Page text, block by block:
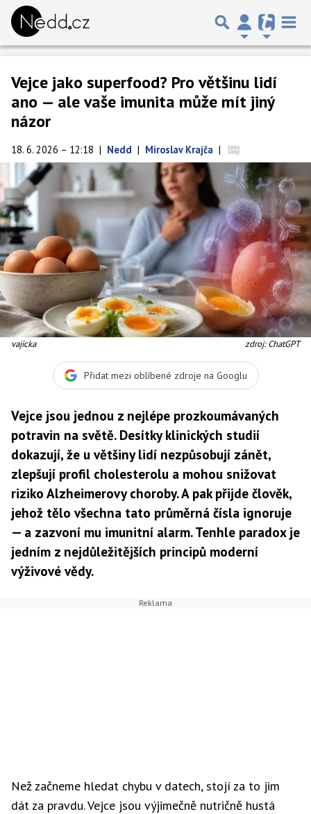
Vejce jako superfood? Pro většinu lidí
ano — ale vaše imunita může mít jiný
názor
18. 6. 2026 – 12:18 | Nedd | Miroslav Krajča |
vajicka zdroj: ChatGPT
Přidat mezi oblíbené zdroje na Googlu
Vejce jsou jednou z nejlépe prozkoumávaných
potravin na světě. Desítky klinických studií
dokazují, že u většiny lidí nezpůsobují zánět,
zlepšují profil cholesterolu a mohou snižovat
riziko Alzheimerovy choroby. A pak přijde člověk,
jehož tělo všechna tato průměrná čísla ignoruje
— a zazvoní mu imunitní alarm. Tenhle paradox je
jedním z nejdůležitějších principů moderní
výživové vědy.
Než začneme hledat chybu v datech, stojí za to jim
dát za pravdu. Vejce jsou výjimečně nutričně hustá